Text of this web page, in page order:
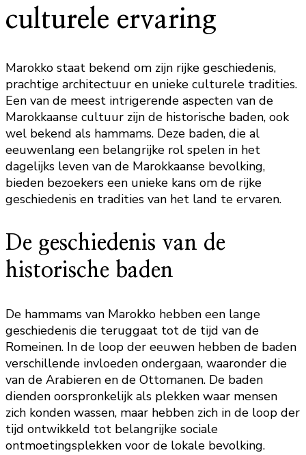
culturele ervaring
Marokko staat bekend om zijn rijke geschiedenis,
prachtige architectuur en unieke culturele tradities.
Een van de meest intrigerende aspecten van de
Marokkaanse cultuur zijn de historische baden, ook
wel bekend als hammams. Deze baden, die al
eeuwenlang een belangrijke rol spelen in het
dagelijks leven van de Marokkaanse bevolking,
bieden bezoekers een unieke kans om de rijke
geschiedenis en tradities van het land te ervaren.
De geschiedenis van de
historische baden
De hammams van Marokko hebben een lange
geschiedenis die teruggaat tot de tijd van de
Romeinen. In de loop der eeuwen hebben de baden
verschillende invloeden ondergaan, waaronder die
van de Arabieren en de Ottomanen. De baden
dienden oorspronkelijk als plekken waar mensen
zich konden wassen, maar hebben zich in de loop der
tijd ontwikkeld tot belangrijke sociale
ontmoetingsplekken voor de lokale bevolking.